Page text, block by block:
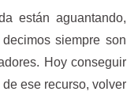
están aguantando,
siempre son
Hoy conseguir
ese recurso, volver